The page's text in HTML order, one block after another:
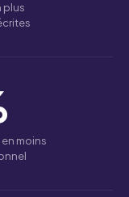
plus
moins